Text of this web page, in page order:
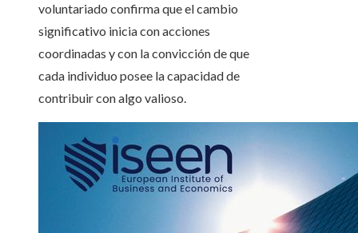
voluntariado confirma que el cambio
significativo inicia con acciones
coordinadas y con la convicción de que
cada individuo posee la capacidad de
contribuir con algo valioso.